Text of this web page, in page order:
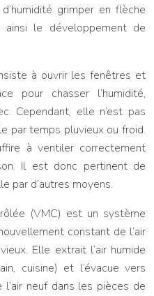
grimper en flèche
ainsi le développement de
à ouvrir les fenêtres et
pour chasser l’humidité,
Cependant, elle n’est pas
par temps pluvieux ou froid.
à ventiler correctement
Il est donc pertinent de
par d’autres moyens.
(VMC) est un système
constant de l’air
Elle extrait l’air humide
cuisine) et l’évacue vers
neuf dans les pièces de